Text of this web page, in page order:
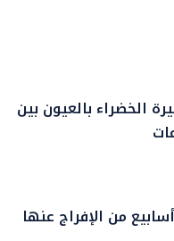
الخضراء بالعيون بين
من الإفراج عنها